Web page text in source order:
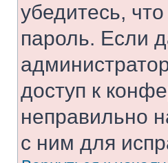
убедитесь,
пароль. Если
доступ к
неправильно
с ним для